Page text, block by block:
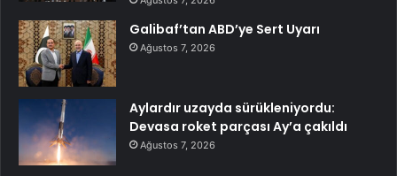
Galibaf’tan ABD’ye Sert Uyarı
Ağustos 7, 2026
Aylardır uzayda sürükleniyordu:
Devasa roket parçası Ay’a çakıldı
Ağustos 7, 2026